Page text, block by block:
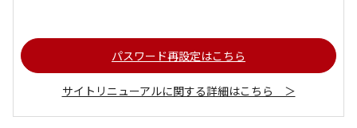
パスワード再設定はこちら
サイトリニューアルに関する詳細はこちら ＞